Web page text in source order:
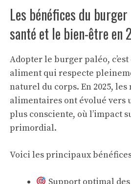
Les bénéfices du
santé et le bien-être en
Adopter le burger paléo,
aliment qui respecte
naturel du corps. En 2025, les
alimentaires ont évolué vers
plus consciente, où l’impact
primordial.
Voici les principaux